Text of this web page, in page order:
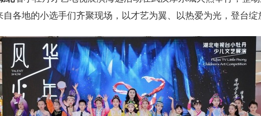
各地的小选手们齐聚现场，以才艺为翼、以热爱为光，登台绽